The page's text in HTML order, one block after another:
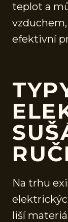
teplot a
efektivní
Na trhu
liší